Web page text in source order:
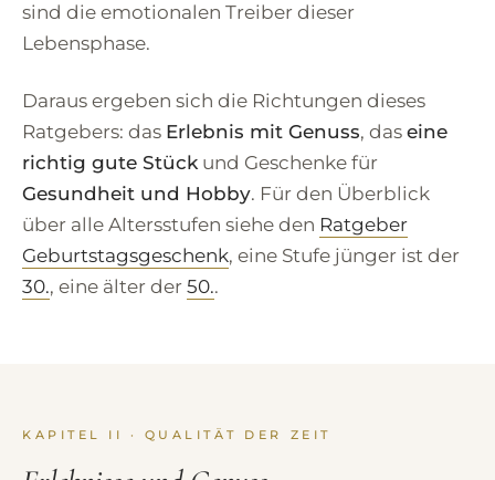
sind die emotionalen Treiber dieser
Lebensphase.
Daraus ergeben sich die Richtungen dieses
Ratgebers: das Erlebnis mit Genuss, das eine
richtig gute Stückund Geschenke für
Gesundheit und Hobby. Für den Überblick
über alle Altersstufen siehe den Ratgeber
Geburtstagsgeschenk, eine Stufe jünger ist der
30., eine älter der 50..
KAPITEL II · QUALITÄT DER ZEIT